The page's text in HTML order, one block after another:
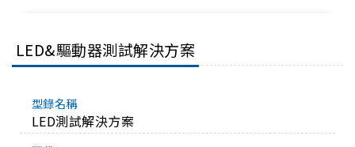
LED&驅動器測試解決方案
LED測試解決方案